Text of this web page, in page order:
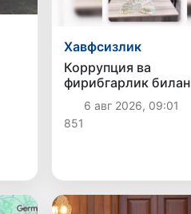
Хавфсизлик
Коррупция ва
фирибгарлик билан
боғлиқ ҳолатлар
аниқланди
6 авг 2026, 09:01
851